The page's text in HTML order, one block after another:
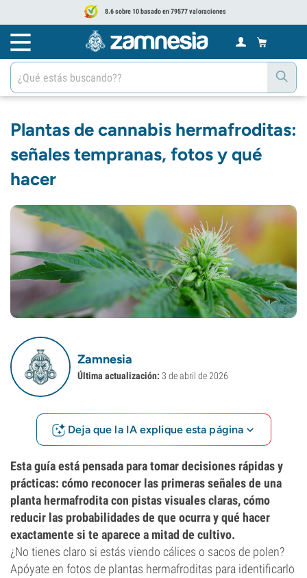
8.6 sobre 10 basado en 79577 valoraciones
Plantas de cannabis hermafroditas:
señales tempranas, fotos y qué
hacer
Zamnesia
Última actualización: 3 de abril de 2026
Deja que la IA explique esta página
Esta guía está pensada para tomar decisiones rápidas y
prácticas: cómo reconocer las primeras señales de una
planta hermafrodita con pistas visuales claras, cómo
reducir las probabilidades de que ocurra y qué hacer
exactamente si te aparece a mitad de cultivo.
¿No tienes claro si estás viendo cálices o sacos de polen?
Apóyate en fotos de plantas hermafroditas para identificarlo